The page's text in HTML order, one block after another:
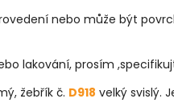
nebo může být
lakování, prosím
žebřík č. D918 velký svislý.